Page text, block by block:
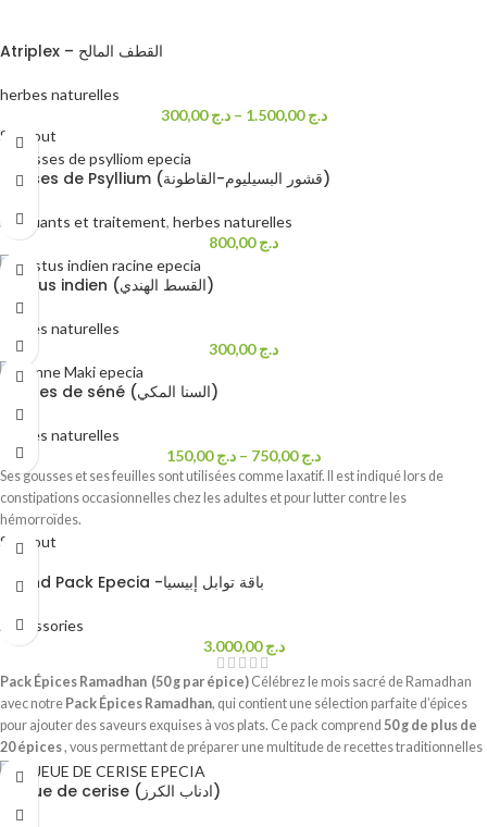
Atriplex – القطف المالح
herbes naturelles
د.ج300,00 – د.ج1.500,00
Sold out
Cosses de Psyllium (قشور البسيليوم-القاطونة)
Fortifiants et traitement, herbes naturelles
د.ج800,00
Costus indien (القسط الهندي)
herbes naturelles
د.ج300,00
Feuilles de séné (السنا المكي)
herbes naturelles
د.ج150,00 – د.ج750,00
Ses gousses et ses feuilles sont utilisées comme laxatif. Il est indiqué lors de
constipations occasionnelles chez les adultes et pour lutter contre les
hémorroïdes.
Sold out
Grand Pack Epecia -باقة توابل إبيسيا
Accessories
د.ج3.000,00
Pack Épices Ramadhan (50 g par épice) Célébrez le mois sacré de Ramadhan
avec notre Pack Épices Ramadhan, qui contient une sélection parfaite d’épices
pour ajouter des saveurs exquises à vos plats. Ce pack comprend 50 g de plus de
20 épices, vous permettant de préparer une multitude de recettes traditionnelles
de Ramadhan, qu’il s’agisse de chorba, de tajines ou de grillades .
comprend (50 g par épice) :
Poivre noir
Queue de cerise (ادناب الكرز)